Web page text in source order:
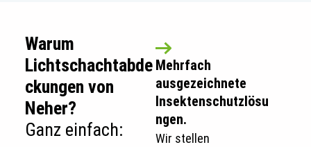
Warum
Lichtschachtabde
ckungen von
Neher?
Ganz einfach:
Mehrfach
ausgezeichnete
Insektenschutzlösu
ngen.
Wir stellen